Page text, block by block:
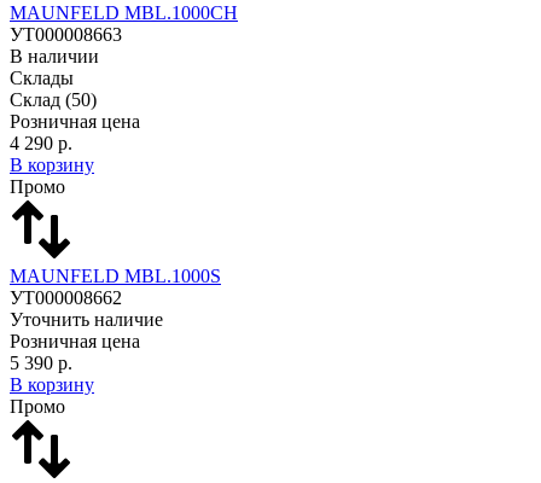
MAUNFELD MBL.1000CH
УТ000008663
В наличии
Склады
Склад (50)
Розничная цена
4 290 р.
В корзину
Промо
MAUNFELD MBL.1000S
УТ000008662
Уточнить наличие
Розничная цена
5 390 р.
В корзину
Промо